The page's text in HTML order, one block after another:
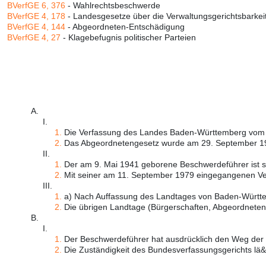
BVerfGE 6, 376 - Wahlrechtsbeschwerde
BVerfGE 4, 178 - Landesgesetze über die
BVerfGE 4, 144 - Abgeordneten-Entschädigung
BVerfGE 4, 27 - Klagebefugnis politischer Parteien
A.
I.
1.
Die Verfassung des Landes Baden-Württemberg
2.
Das Abgeordnetengesetz wurde am 29. September
II.
1.
Der am 9. Mai 1941 geborene Beschwerdeführer ist
2.
Mit seiner am 11. September 1979 eingegangenen
III.
1.
a) Nach Auffassung des Landtages von Baden-
2.
Die übrigen Landtage (Bürgerschaften,
B.
I.
1.
Der Beschwerdeführer hat ausdrücklich den Weg der
2.
Die Zuständigkeit des Bundesverfassungsgerichts